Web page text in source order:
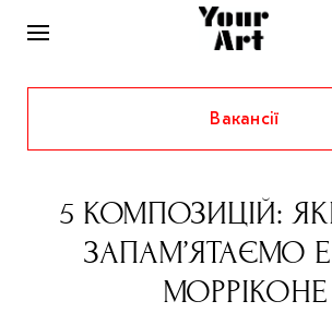
ENG
НОВИНИ
АФІША
ІНТЕРВ’Ю
СТАТТІ
Вакансії
5 КОМПОЗИЦІЙ:
ЗАПАМ’ЯТАЄМО
МОРРІКОНЕ